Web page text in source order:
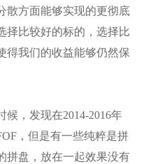
散方面能够实现的更彻底
择比较好的标的，选择比
得我们的收益能够仍然保
，发现在2014-2016年
，但是有一些纯粹是拼
拼盘，放在一起效果没有